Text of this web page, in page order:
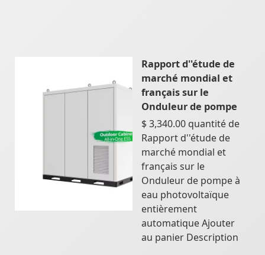
Rapport d''étude de
marché mondial et
français sur le
Onduleur de pompe
$ 3,340.00 quantité de
Rapport d''étude de
marché mondial et
français sur le
Onduleur de pompe à
eau photovoltaïque
entièrement
automatique Ajouter
au panier Description